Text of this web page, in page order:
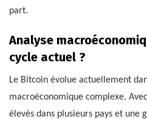
part.
Analyse
cycle actuel ?
Le Bitcoin évolue actuellement
macroéconomique complexe.
élevés dans plusieurs pays et une